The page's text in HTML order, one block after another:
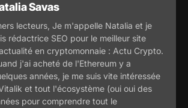
Savas
lecteurs, Je m'appelle Natalia et je
rédactrice SEO pour le meilleur site
en cryptomonnaie : Actu Crypto.
j'ai acheté de l'Ethereum y a
années, je me suis vite intéressée
et tout l'écosystème (oui oui des
pour comprendre tout le